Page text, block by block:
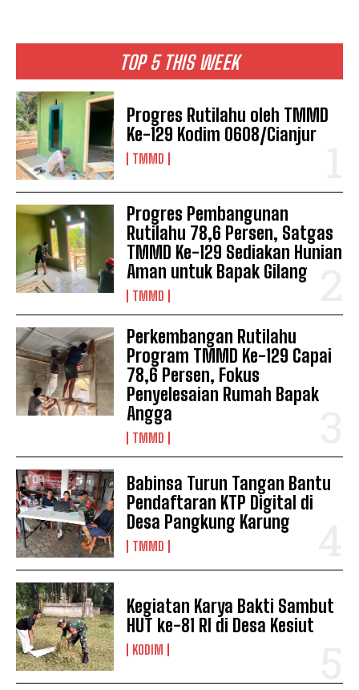
TOP 5 THIS WEEK
Progres Rutilahu oleh TMMD
Ke-129 Kodim 0608/Cianjur
TMMD
Progres Pembangunan
Rutilahu 78,6 Persen, Satgas
TMMD Ke-129 Sediakan Hunian
Aman untuk Bapak Gilang
TMMD
Perkembangan Rutilahu
Program TMMD Ke-129 Capai
78,6 Persen, Fokus
Penyelesaian Rumah Bapak
Angga
TMMD
Babinsa Turun Tangan Bantu
Pendaftaran KTP Digital di
Desa Pangkung Karung
TMMD
Kegiatan Karya Bakti Sambut
HUT ke-81 RI di Desa Kesiut
KODIM